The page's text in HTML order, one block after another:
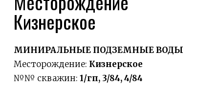
Кизнерское
МИНИРАЛЬНЫЕ ПОДЗЕМНЫЕ ВОДЫ
Месторождение: Кизнерское
№№ скважин: 1/гп, 3/84, 4/84